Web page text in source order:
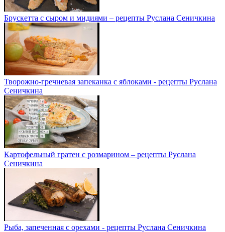
Брускетта с сыром и мидиями – рецепты Руслана Сеничкина
Творожно-гречневая запеканка с яблоками - рецепты Руслана
Сеничкина
Картофельный гратен с розмарином – рецепты Руслана
Сеничкина
Рыба, запеченная с орехами - рецепты Руслана Сеничкина